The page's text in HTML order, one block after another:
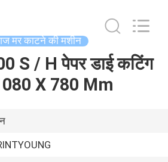
मर काटने की मशीन
S / H पेपर डाई कटिंग
X 780 Mm